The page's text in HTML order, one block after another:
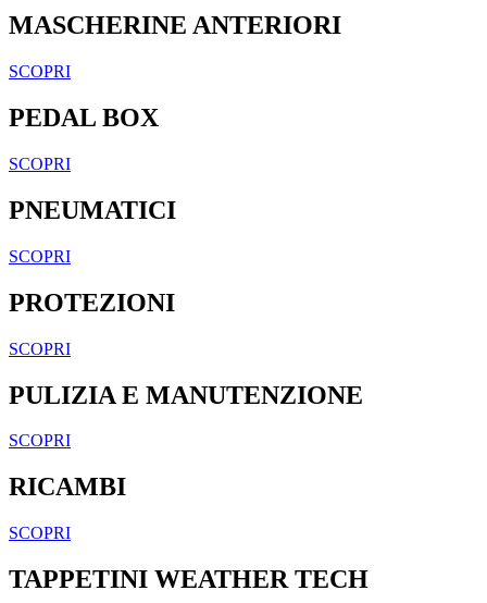
MASCHERINE ANTERIORI
SCOPRI
PEDAL BOX
SCOPRI
PNEUMATICI
SCOPRI
PROTEZIONI
SCOPRI
PULIZIA E MANUTENZIONE
SCOPRI
RICAMBI
SCOPRI
TAPPETINI WEATHER TECH